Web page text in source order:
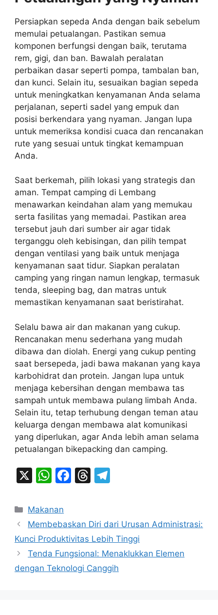
Persiapkan sepeda Anda dengan baik sebelum
memulai petualangan. Pastikan semua
komponen berfungsi dengan baik, terutama
rem, gigi, dan ban. Bawalah peralatan
perbaikan dasar seperti pompa, tambalan ban,
dan kunci. Selain itu, sesuaikan bagian sepeda
untuk meningkatkan kenyamanan Anda selama
perjalanan, seperti sadel yang empuk dan
posisi berkendara yang nyaman. Jangan lupa
untuk memeriksa kondisi cuaca dan rencanakan
rute yang sesuai untuk tingkat kemampuan
Anda.
Saat berkemah, pilih lokasi yang strategis dan
aman. Tempat camping di Lembang
menawarkan keindahan alam yang memukau
serta fasilitas yang memadai. Pastikan area
tersebut jauh dari sumber air agar tidak
terganggu oleh kebisingan, dan pilih tempat
dengan ventilasi yang baik untuk menjaga
kenyamanan saat tidur. Siapkan peralatan
camping yang ringan namun lengkap, termasuk
tenda, sleeping bag, dan matras untuk
memastikan kenyamanan saat beristirahat.
Selalu bawa air dan makanan yang cukup.
Rencanakan menu sederhana yang mudah
dibawa dan diolah. Energi yang cukup penting
saat bersepeda, jadi bawa makanan yang kaya
karbohidrat dan protein. Jangan lupa untuk
menjaga kebersihan dengan membawa tas
sampah untuk membawa pulang limbah Anda.
Selain itu, tetap terhubung dengan teman atau
keluarga dengan membawa alat komunikasi
yang diperlukan, agar Anda lebih aman selama
petualangan bikepacking dan camping.
X
W
at
s
A
p
p
F
e
b
o
o
T
a
d
s
gr
a
m
Categories
Makanan
Membebaskan Diri dari Urusan Administrasi:
Kunci Produktivitas Lebih Tinggi
Tenda Fungsional: Menaklukkan Elemen
dengan Teknologi Canggih